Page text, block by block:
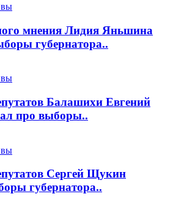
мнения Лидия Яньшина
губернатора..
Балашихи Евгений
про выборы..
Сергей Щукин
губернатора..